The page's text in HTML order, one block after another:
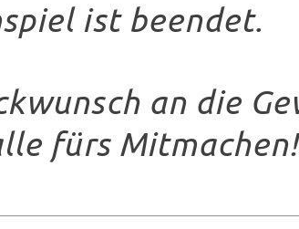
ist beendet.
an die
fürs Mitmachen!